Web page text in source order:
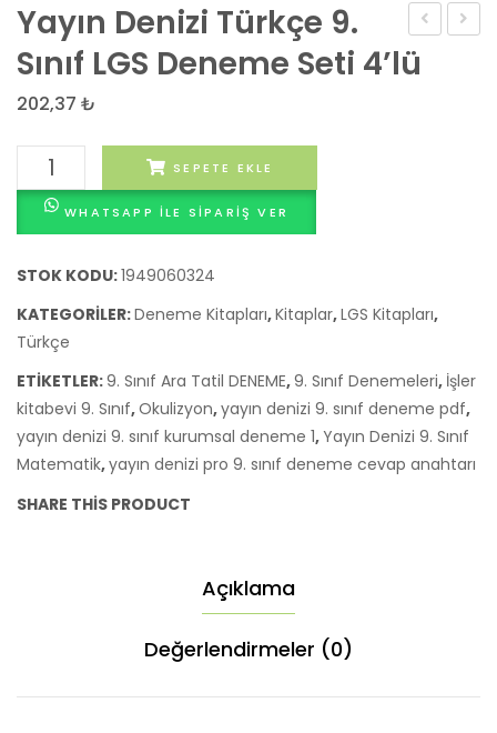
Yayınları
Türkçe
Yayın Denizi Türkçe 9.
Sınıf LGS Deneme Seti 4’lü
202,37 ₺
Yayın
Denizi
Türkçe
Sınıf
Deneme
Seti
4'lü
adet
SEPETE EKLE
WHATSAPP ILE SIPARIŞ VER
STOK KODU:1949060324
KATEGORILER:Deneme Kitapları,Kitaplar,LGS Kitapları,
Türkçe
ETIKETLER:9. Sınıf Ara Tatil DENEME,9. Sınıf Denemeleri, İşler
kitabevi 9. Sınıf,Okulizyon,yayın denizi 9. sınıf deneme pdf,
yayın denizi 9. sınıf kurumsal deneme 1,Yayın Denizi 9. Sınıf
Matematik,yayın denizi pro 9. sınıf deneme cevap anahtarı
SHARE THIS PRODUCT
Açıklama
Değerlendirmeler (0)